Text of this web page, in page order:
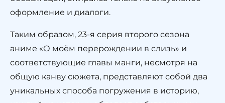
оформление и диалоги.
Таким образом, 23-я серия второго сезона
аниме «О моём перерождении в слизь» и
соответствующие главы манги, несмотря на
общую канву сюжета, представляют собой два
уникальных способа погружения в историю,